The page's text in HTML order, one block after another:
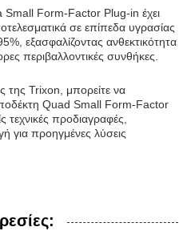
Form-Factor Plug-in έχει
σε επίπεδα υγρασίας
εξασφαλίζοντας ανθεκτικότητα
περιβαλλοντικές συνθήκες.
της Trixon, μπορείτε να
Quad Small Form-Factor
τεχνικές προδιαγραφές,
για προηγμένες λύσεις